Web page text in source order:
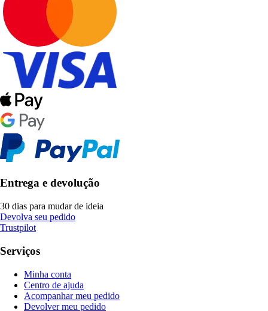
Entrega e devolução
30 dias para mudar de ideia
Devolva seu pedido
Trustpilot
Serviços
Minha conta
Centro de ajuda
Acompanhar meu pedido
Devolver meu pedido